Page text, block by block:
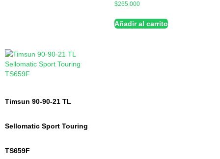
$265.000
Añadir al carrito
Timsun 90-90-21 TL
Sellomatic Sport Touring
TS659F